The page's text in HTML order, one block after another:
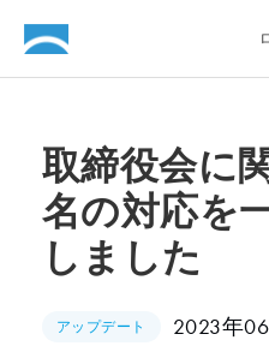
取締役会に
名の対応を
しました
アップデート 2023年